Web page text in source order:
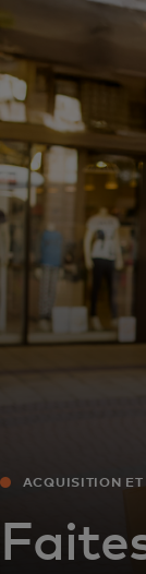
Pour
Pour
Pour le
Pour
ACQUISITION